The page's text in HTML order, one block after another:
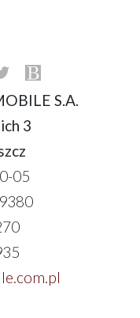
S.A.
3
05